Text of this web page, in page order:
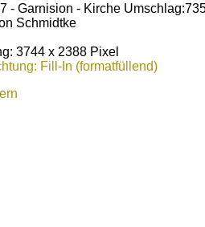
- Garnision - Kirche
Schmidtke
3744 x 2388 Pixel
Fill-In (formatfüllend)